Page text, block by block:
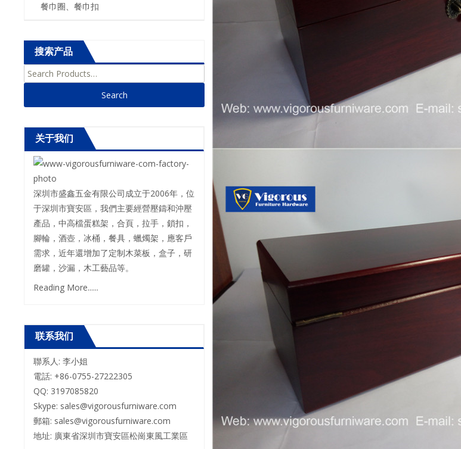
餐巾圈、餐巾扣
搜索产品
Search for:
关于我们
深圳市盛鑫五金有限公司成立于2006年，位
于深圳市寶安區，我們主要經營壓鑄和沖壓
產品，中高檔蛋糕架，合頁，拉手，鎖扣，
腳輪，酒壺，冰桶，餐具，蠟燭架，應客戶
需求，近年還增加了定制木菜板，盒子，研
磨罐，沙漏，木工藝品等。
Reading More......
联系我们
聯系人: 李小姐
電話: +86-0755-27222305
QQ: 3197085820
Skype: sales@vigorousfurniware.com
郵箱: sales@vigorousfurniware.com
地址: 廣東省深圳市寶安區松崗東風工業區